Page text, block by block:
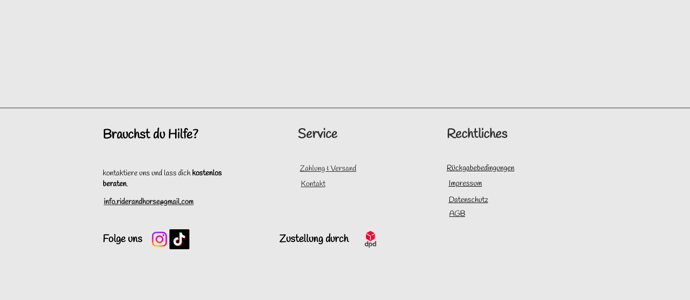
Brauchst du Hilfe? Service Rechtliches
kontaktiere uns und lass dichkostenlos
beraten.
Zahlung & Versand
Kontakt
info.riderandhorse@gmail.com
Rückgabebedingungen
Impressum
Datenschutz
AGB
Folge uns Zustellung durch